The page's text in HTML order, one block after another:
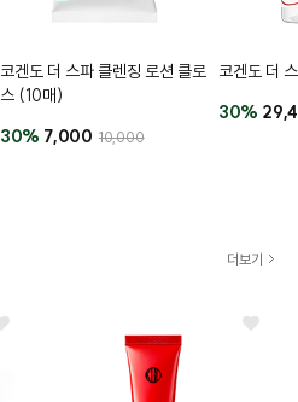
코겐도 더 스파 클렌징 로션 클로
스 (10매)
30% 7,000 10,000
코겐도 더
30%
더보기